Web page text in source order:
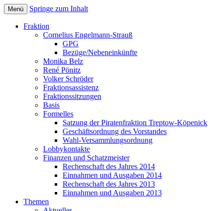
Piratenfraktion
Treptow-Köpenick
Menü Springe zum Inhalt
Fraktion
Cornelius Engelmann-Strauß
GPG
Bezüge/Nebeneinkünfte
Monika Belz
René Pönitz
Volker Schröder
Fraktionsassistenz
Fraktionssitzungen
Basis
Formelles
Satzung der Piratenfraktion Treptow-Köpenick
Geschäftsordnung des Vorstandes
Wahl-Versammlungsordnung
Lobbykontakte
Finanzen und Schatzmeister
Rechenschaft des Jahres 2014
Einnahmen und Ausgaben 2014
Rechenschaft des Jahres 2013
Einnahmen und Ausgaben 2013
Themen